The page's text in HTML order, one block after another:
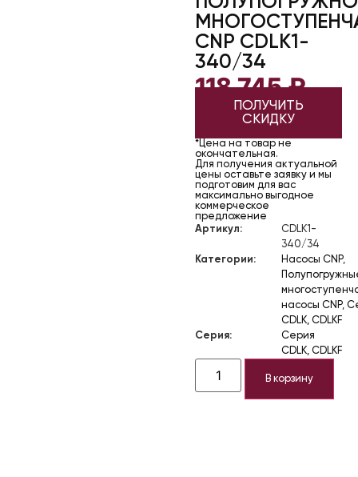
CNP CDLK1-
340/34
118 745₽
ПОЛУЧИТЬ
СКИДКУ
*Цена на товар не
окончательная.
Для получения актуальной
цены оставьте заявку и мы
подготовим для вас
максимально выгодное
коммерческое
предложение
Артикул:
CDLK1-
340/34
Категории:
Насосы CNP,
насосы CNP,
CDLK, CDLKF
Серия:
Серия
CDLK, CDLKF
В корзину